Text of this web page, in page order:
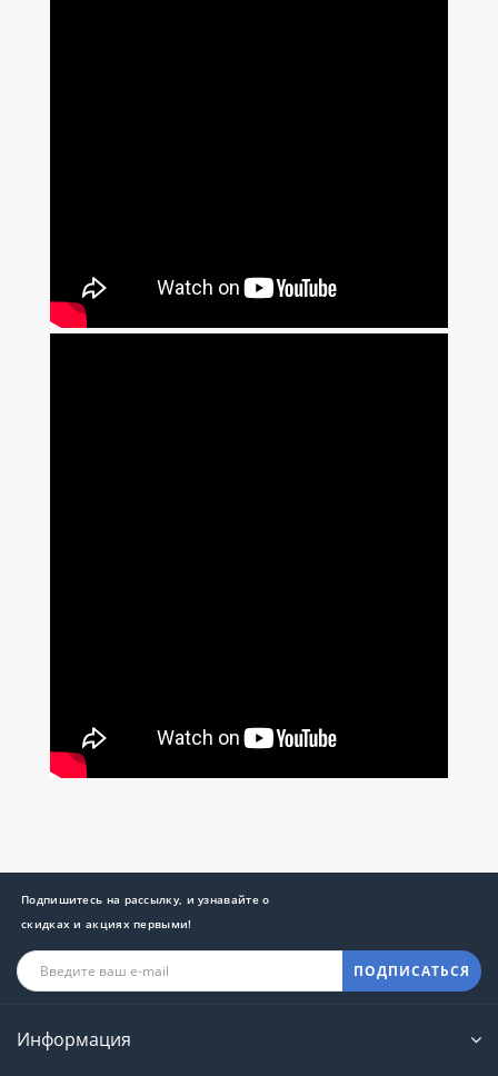
Подпишитесь на рассылку, и узнавайте о
скидках и акциях первыми!
ПОДПИСАТЬСЯ
Информация